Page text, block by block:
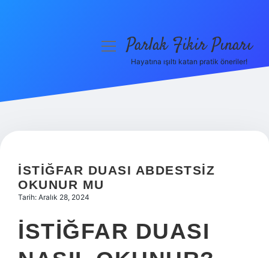
Hakkımızda
menüyüParlak Fikir Pınarı
Hayatına ışıltı katan pratik öneriler!
İSTIĞFAR DUASI ABDESTSIZ
OKUNUR MU
Tarih: Aralık 28, 2024
İSTIĞFAR DUASI